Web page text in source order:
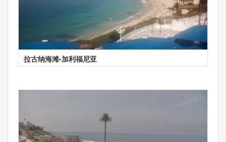
拉古纳海滩-加利福尼亚